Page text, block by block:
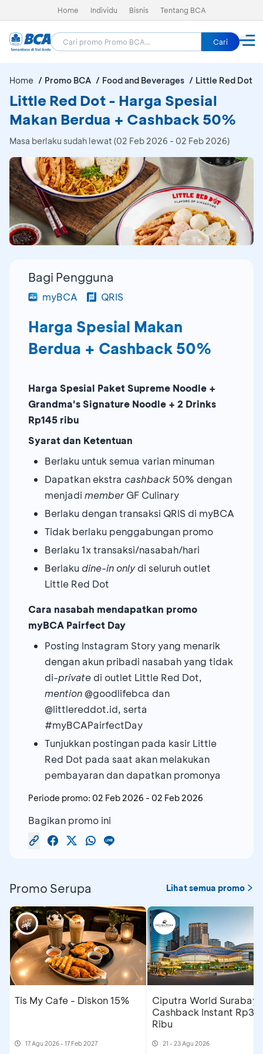
Home Individu Bisnis Tentang BCA
Cari
Home Promo BCA Food and Beverages Little Red Dot
Little Red Dot - Harga Spesial
Makan Berdua + Cashback 50%
Masa berlaku sudah lewat (02 Feb 2026 - 02 Feb 2026)
Bagi Pengguna
myBCA QRIS
Harga Spesial Makan
Berdua + Cashback 50%
Harga Spesial Paket Supreme Noodle +
Grandma's Signature Noodle + 2 Drinks
Rp145 ribu
Syarat dan Ketentuan
Berlaku untuk semua varian minuman
Dapatkan ekstra cashback 50% dengan
menjadi memberGF Culinary
Berlaku dengan transaksi QRIS di myBCA
Tidak berlaku penggabungan promo
Berlaku 1x transaksi/nasabah/hari
Berlaku dine-in onlydi seluruh outlet
Little Red Dot
Cara nasabah mendapatkan promo
myBCA Pairfect Day
Posting Instagram Story yang menarik
dengan akun pribadi nasabah yang tidak
di-private di outlet Little Red Dot,
mention @goodlifebca dan
@littlereddot.id, serta
#myBCAPairfectDay
Tunjukkan postingan pada kasir Little
Red Dot pada saat akan melakukan
pembayaran dan dapatkan promonya
Periode promo: 02 Feb 2026 - 02 Feb 2026
Bagikan promo ini
Promo Serupa Lihat semua promo
Tis My Cafe - Diskon 15%
17 Agu 2026 - 17 Feb 2027
Ciputra World
Cashback Instant Rp30
Ribu
21 - 23 Agu 2026